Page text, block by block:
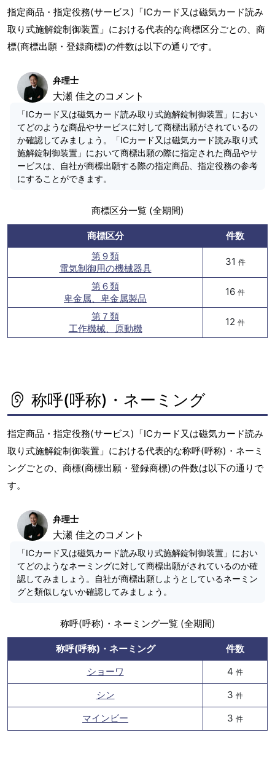
指定商品・指定役務(サービス)「ICカード又は磁気カード読み
取り式施解錠制御装置」における代表的な商標区分ごとの、商
標(商標出願・登録商標)の件数は以下の通りです。
弁理士
大瀬 佳之のコメント
「ICカード又は磁気カード読み取り式施解錠制御装置」におい
てどのような商品やサービスに対して商標出願がされているの
か確認してみましょう。「ICカード又は磁気カード読み取り式
施解錠制御装置」において商標出願の際に指定された商品やサ
ービスは、自社が商標出願する際の指定商品、指定役務の参考
にすることができます。
商標区分一覧 (全期間)
商標区分
件数
第９類
電気制御用の機械器具
31 件
第６類
卑金属、卑金属製品
16 件
第７類
工作機械、原動機
12 件
称呼(呼称)・ネーミング
指定商品・指定役務(サービス)「ICカード又は磁気カード読み
取り式施解錠制御装置」における代表的な称呼(呼称)・ネーミ
ングごとの、商標(商標出願・登録商標)の件数は以下の通りで
す。
弁理士
大瀬 佳之のコメント
「ICカード又は磁気カード読み取り式施解錠制御装置」におい
てどのようなネーミングに対して商標出願がされているのか確
認してみましょう。自社が商標出願しようとしているネーミン
グと類似しないか確認してみましょう。
称呼(呼称)・ネーミング一覧 (全期間)
称呼(呼称)・ネーミング
件数
ショーワ
4 件
シン 3 件
マインビー 3 件